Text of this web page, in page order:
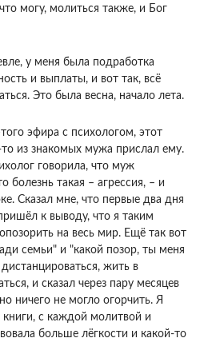
могу, молиться также, и Бог
у меня была подработка
и выплаты, и вот так, всё
Это была весна, начало лета.
эфира с психологом, этот
из знакомых мужа прислал ему.
говорила, что муж
болезнь такая – агрессия, – и
Сказал мне, что первые два дня
к выводу, что я таким
на весь мир. Ещё так вот
семьи" и "какой позор, ты меня
жить в
и сказал через пару месяцев
ничего не могло огорчить. Я
с каждой молитвой и
больше лёгкости и какой-то